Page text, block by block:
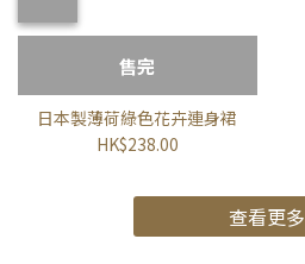
售完
日本製薄荷綠色花卉連身裙
HK$238.00
查看更多